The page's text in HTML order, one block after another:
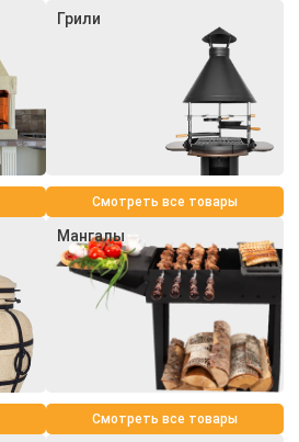
Грили
Смотреть все товары
Мангалы
Смотреть все товары